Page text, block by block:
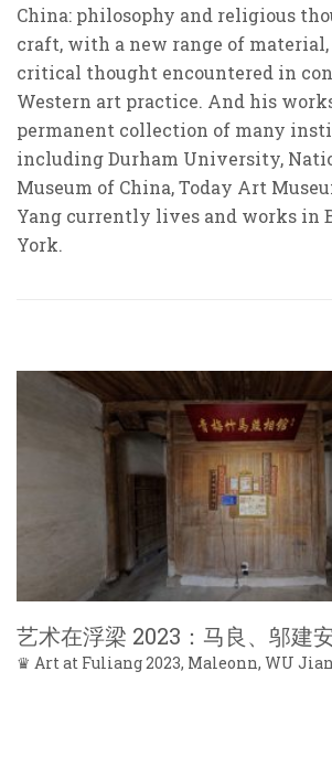
China: philosophy and religious
craft, with a new range of material,
critical thought encountered in
Western art practice. And his
permanent collection of many
including Durham University,
Museum of China, Today Art
Yang currently lives and works in
York.
艺术在浮梁 2023：马良、邬建
♛ Art at Fuliang 2023, Maleonn, WU